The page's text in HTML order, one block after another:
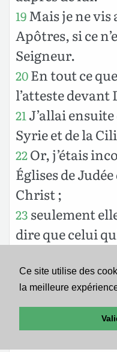
Ce site utilise des
la meilleure
19Mais je ne vis
Apôtres, si ce
Seigneur.
20En tout ce
l’atteste devant
21 J’allai
Syrie et de la
22Or, j’étais
Églises de
Christ ;
23 seulement
dire que celui
autrefois
qu’il s’efforçait
24Et elles
sujet.